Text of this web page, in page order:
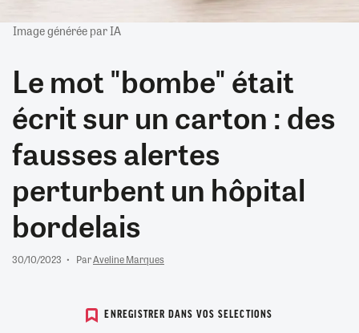
Image générée par IA
Le mot "bombe" était
écrit sur un carton : des
fausses alertes
perturbent un hôpital
bordelais
30/10/2023 ParAveline Marques
ENREGISTRER DANS VOS SELECTIONS